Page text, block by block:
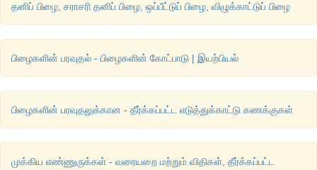
தனிப் பிழை, சராசரி தனிப் பிழை, ஒப்பீட்டுப் பிழை, விழுக்காட்டுப் பிழை
பிழைகளின் பரவுதல் - பிழைகளின் கோட்பாடு | இயற்பியல்
பிழைகளின் பரவுதலுக்கான - தீர்க்கப்பட்ட எடுத்துக்காட்டு கணக்குகள்
முக்கிய எண்ணுருக்கள் - வரையறை மற்றும் விதிகள், தீர்க்கப்பட்ட